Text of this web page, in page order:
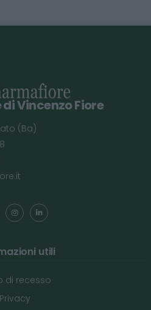
Vincenzo Fiore
(Ba)
utili
di recesso
Privacy